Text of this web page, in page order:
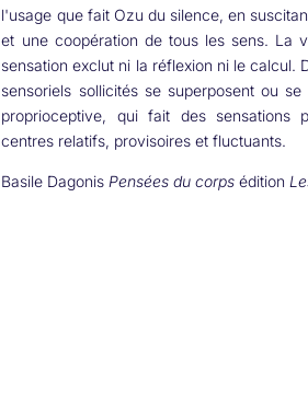
l'usage que fait Ozu du silence, en
et une coopération de tous les sens. La
sensation exclut ni la réflexion ni le calcul.
sensoriels sollicités se superposent ou
proprioceptive, qui fait des sensations
centres relatifs, provisoires et fluctuants.
Basile Dagonis Pensées du corps édition